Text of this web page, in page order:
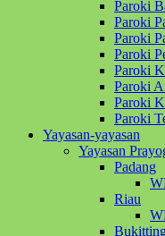
Paroki
Paroki
Paroki
Paroki
Paroki
Paroki
Paroki
Paroki
Yayasan-yayasan
Yayasan
Padang
Riau